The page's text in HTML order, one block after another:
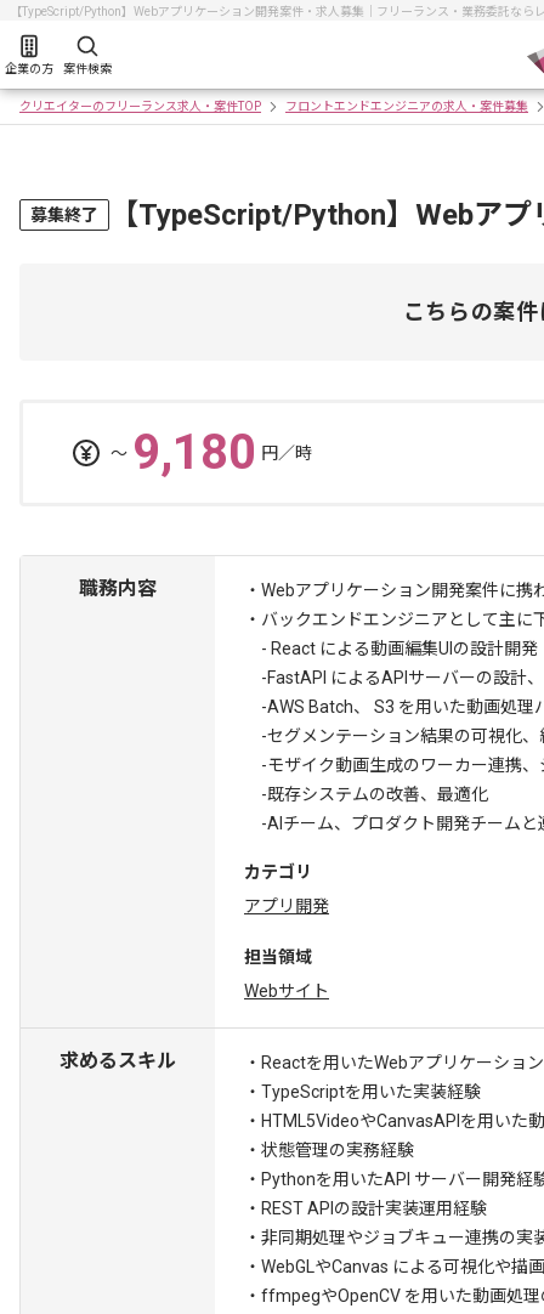
【TypeScript/Python】Webアプリケーション開発案件・求人募集｜フリーランス・業務委託なら
企業の方 案件検索
クリエイターのフリーランス求人・案件TOP フロントエンドエンジニアの求人・案件募集
募集終了 【TypeScript/Python】Webア
こちらの案
〜 9,180 円／時
職務内容
・Webアプリケーション開発案件に携
・バックエンドエンジニアとして主
- React による動画編集UIの設計開発
-FastAPI によるAPIサーバーの設計
-AWS Batch、 S3 を用いた動画処理
-セグメンテーション結果の可視化、
-モザイク動画生成のワーカー連携、
-既存システムの改善、最適化
-AIチーム、プロダクト開発チームと
カテゴリ
アプリ開発
担当領域
Webサイト
求めるスキル
・Reactを用いたWebアプリケーショ
・TypeScriptを用いた実装経験
・HTML5VideoやCanvasAPIを用いた
・状態管理の実務経験
・Pythonを用いたAPI サーバー開発経
・REST APIの設計実装運用経験
・非同期処理やジョブキュー連携の実
・WebGLやCanvas による可視化や描
・ffmpegやOpenCV を用いた動画処